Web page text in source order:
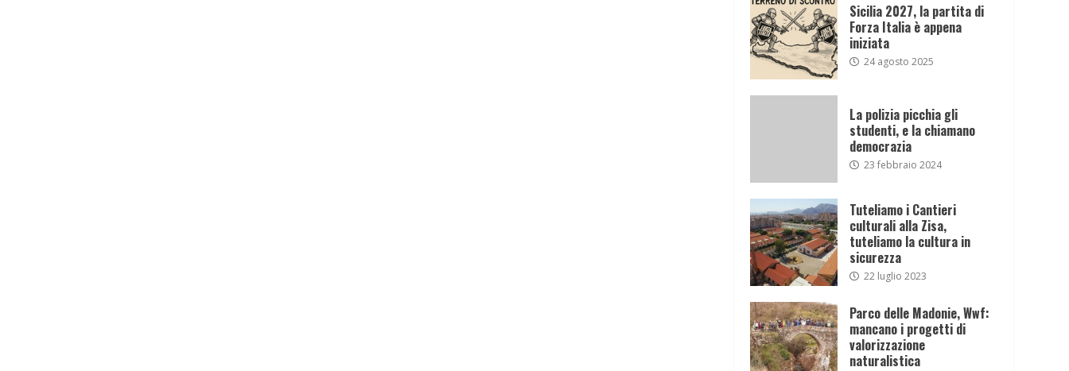
Sicilia 2027, la partita di
Forza Italia è appena
iniziata
24 agosto 2025
La polizia picchia gli
studenti, e la chiamano
democrazia
23 febbraio 2024
Tuteliamo i Cantieri
culturali alla Zisa,
tuteliamo la cultura in
sicurezza
22 luglio 2023
Parco delle Madonie, Wwf:
mancano i progetti di
valorizzazione
naturalistica